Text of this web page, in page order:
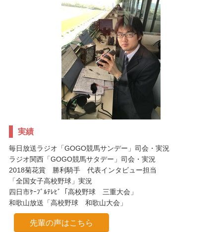
実績
毎日放送ラジオ「GOGO競馬サンデー」司会・実況
ラジオ関西「GOGO競馬サタデー」司会・実況
2018菊花賞 勝利騎手 代表インタビュー担当
「全国女子高校野球」実況
四日市ｹｰﾌﾞﾙﾃﾚﾋﾞ「高校野球 三重大会」
和歌山放送「高校野球 和歌山大会」
先輩の声はこちら